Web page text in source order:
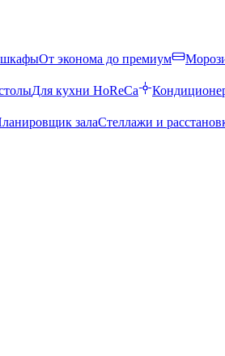
шкафыОт эконома до премиум
Для кухни HoReCa
залаСтеллажи и